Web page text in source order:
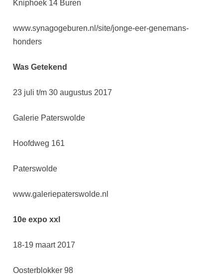
Kniphoek 14 Buren
www.synagogeburen.nl/site/jonge-eer-genemans-
honders
Was Getekend
23 juli t/m 30 augustus 2017
Galerie Paterswolde
Hoofdweg 161
Paterswolde
www.galeriepaterswolde.nl
10e expo xxl
18-19 maart 2017
Oosterblokker 98